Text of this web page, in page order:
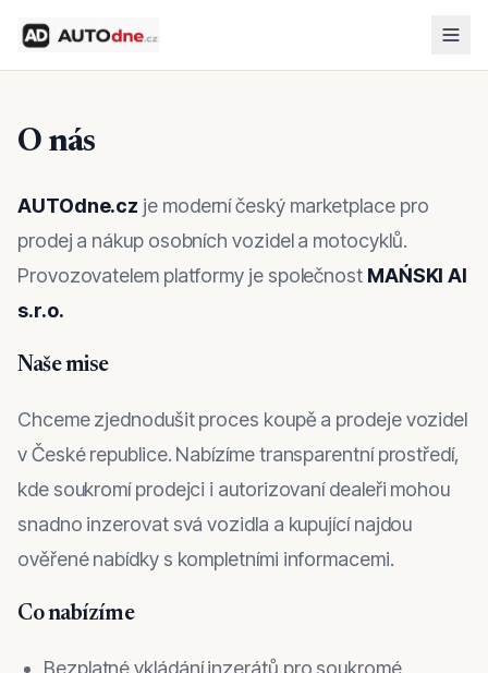
O nás
AUTOdne.cz je moderní český marketplace pro
prodej a nákup osobních vozidel a motocyklů.
Provozovatelem platformy je společnost MAŃSKI AI
s.r.o.
Naše mise
Chceme zjednodušit proces koupě a prodeje vozidel
v České republice. Nabízíme transparentní prostředí,
kde soukromí prodejci i autorizovaní dealeři mohou
snadno inzerovat svá vozidla a kupující najdou
ověřené nabídky s kompletními informacemi.
Co nabízíme
Bezplatné vkládání inzerátů pro soukromé